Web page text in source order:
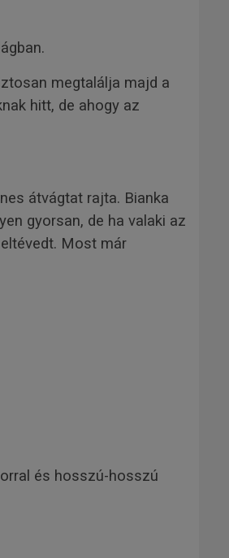
megtalálja majd a
hitt, de ahogy az
átvágtat rajta. Bianka
gyorsan, de ha valaki az
Most már
és hosszú-hosszú